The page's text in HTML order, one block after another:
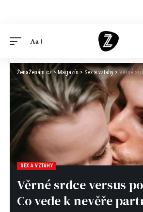
Aa
ŽenaŽenám.cz > Magazín > Sex a vztahy > Věrné srdce
SEX A VZTAHY
Věrné srdce versus
Co vede k nevěře